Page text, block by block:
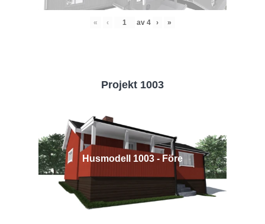
« ‹ av 4 › »
Projekt 1003
Husmodell 1003 - Före